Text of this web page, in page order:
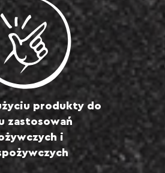
produkty do
zastosowań
i